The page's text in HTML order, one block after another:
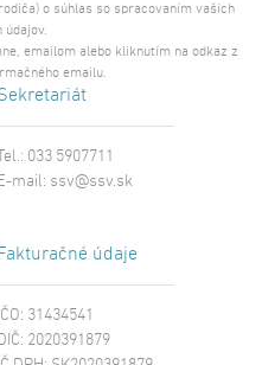
o súhlas so spracovaním vašich
údajov.
emailom alebo kliknutím na odkaz z
emailu.
033 5907711
mail: ssv@ssv.sk
údaje
31434541
2020391879